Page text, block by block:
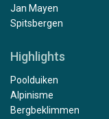
Jan Mayen
Spitsbergen
Highlights
Poolduiken
Alpinisme
Bergbeklimmen